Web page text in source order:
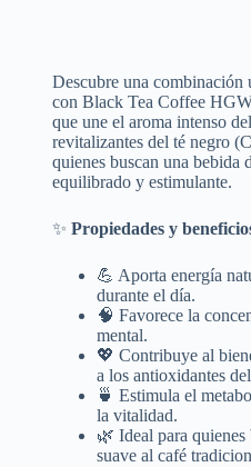
Descubre una combinación
con Black Tea Coffee
que une el aroma intenso
revitalizantes del té negro
quienes buscan una bebida
equilibrado y estimulante.
✨ Propiedades y
💪 Aporta energía
durante el día.
🧠 Favorece la
mental.
💖 Contribuye al
a los antioxidantes
🍵 Estimula el
la vitalidad.
🌿 Ideal para quienes
suave al café